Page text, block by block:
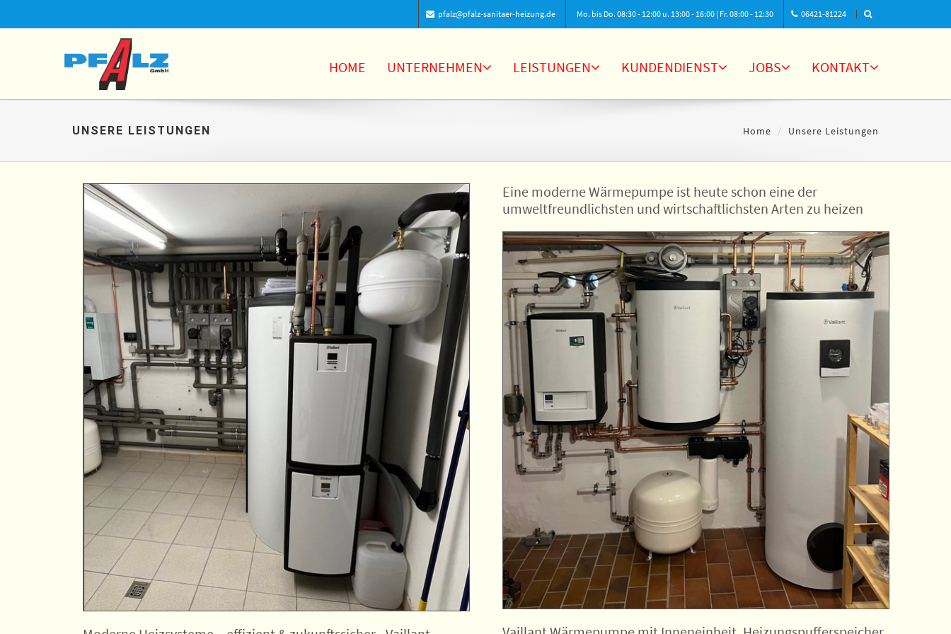
pfalz@pfalz-sanitaer-heizung.de Mo. bis Do. 08:30 - 12:00 u. 13:00 - 16:00 | Fr. 08:00 - 12:30 06421-81224
HOME UNTERNEHMEN LEISTUNGEN KUNDENDIENST JOBS KONTAKT
UNSERE LEISTUNGEN Home Unsere Leistungen
Eine moderne Wärmepumpe ist heute schon eine der
umweltfreundlichsten und wirtschaftlichsten Arten zu heizen